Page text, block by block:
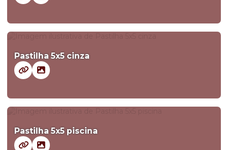
Pastilha 5x5 cinza
Pastilha 5x5 piscina